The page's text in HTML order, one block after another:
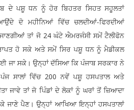
ਦੇ ਪਸ਼ੂ ਧਨ ਨੂੰ ਹੋਰ ਬਿਹਤਰ ਸਿਹਤ ਸਹੂਲਤਾਂ
ਦੋ ਮਹੀਨਿਆਂ ਵਿੱਚ ਚਲਦੀਆਂ-ਫਿਰਦੀਆਂ
ਤਾਂ ਜੋ 24 ਘੰਟੇ ਐਮਰਜੰਸੀ ਸਮੇਂ ਟੈਲੀਫੋਨ
ਹੋ ਸਕੇ ਅਤੇ ਸਮੇਂ ਸਿਰ ਪਸ਼ੂ ਧਨ ਨੂੰ ਮੈਡੀਕਲ
ਜਾ ਸਕੇ। ਉਨ੍ਹਾਂ ਦੱਸਿਆ ਕਿ ਪੰਜਾਬ ਸਰਕਾਰ ਨੇ
ਸਾਲਾਂ ਵਿੱਚ 200 ਨਵੇਂ ਪਸ਼ੂ ਹਸਪਤਾਲ ਅਤੇ
ਜਾਵੇ ਤਾਂ ਜੋ ਪਿੰਡਾਂ ਦੇ ਲੋਕਾਂ ਨੂੰ ਘਰਾਂ ਤੋਂ ਜ਼ਿਆਦਾ
ਜਾਣੇ ਪੈਣ। ਉਨ੍ਹਾਂ ਆਖਿਆ ਇਨ੍ਹਾਂ ਹਸਪਤਾਲਾਂ